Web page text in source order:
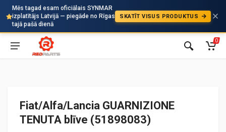
Mēs tagad esam oficiālais SYNMAR
izplatītājs Latvijā — piegāde no Rīgas
tajā pašā dienā
SKATĪT VISUS PRODUKTUS
Auto
0
Fiat/Alfa/Lancia GUARNIZIONE
TENUTA blīve (51898083)